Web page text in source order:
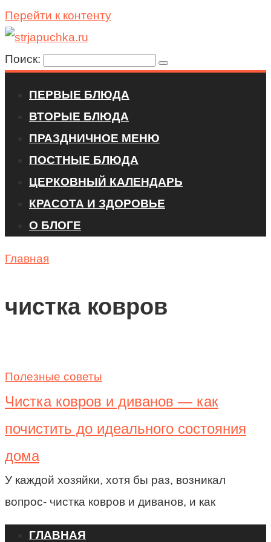
Перейти к контенту
Поиск:
ПЕРВЫЕ БЛЮДА
ВТОРЫЕ БЛЮДА
ПРАЗДНИЧНОЕ МЕНЮ
ПОСТНЫЕ БЛЮДА
ЦЕРКОВНЫЙ КАЛЕНДАРЬ
КРАСОТА И ЗДОРОВЬЕ
О БЛОГЕ
Главная
чистка ковров
Полезные советы
Чистка ковров и диванов — как
почистить до идеального состояния
дома
У каждой хозяйки, хотя бы раз, возникал
вопрос- чистка ковров и диванов, и как
ГЛАВНАЯ